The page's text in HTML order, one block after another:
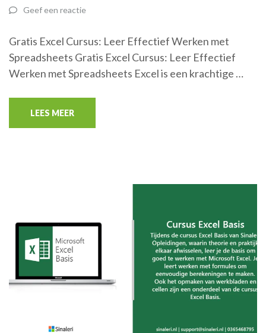
Geef een reactie
Gratis Excel Cursus: Leer Effectief Werken met
Spreadsheets Gratis Excel Cursus: Leer Effectief
Werken met Spreadsheets Excel is een krachtige …
LEES MEER